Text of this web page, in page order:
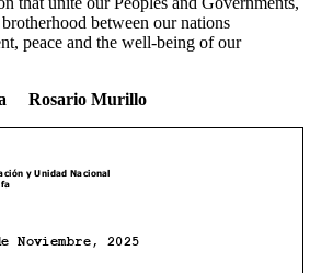
between our nations
peace and the well-being of our
Rosario Murillo